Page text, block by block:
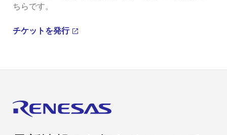
ちらです。
チケットを発行